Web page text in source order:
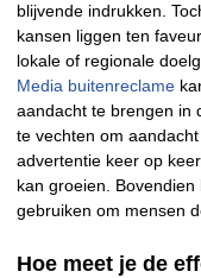
blijvende indrukken.
kansen liggen ten
lokale of regionale
Media buitenreclame
aandacht te brengen in
te vechten om
advertentie keer op
kan groeien.
gebruiken om mensen
Hoe meet je de